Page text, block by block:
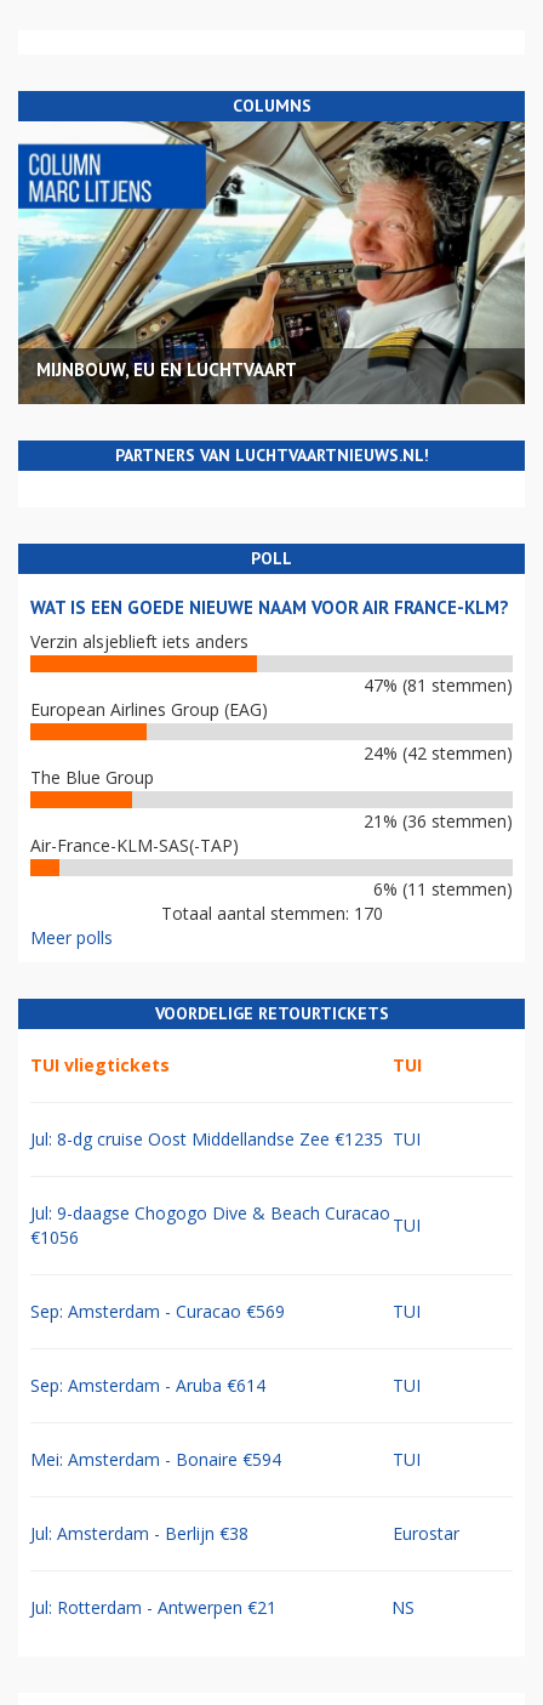
COLUMNS
MIJNBOUW, EU EN LUCHTVAART
PARTNERS VAN LUCHTVAARTNIEUWS.NL!
POLL
WAT IS EEN GOEDE NIEUWE NAAM VOOR AIR FRANCE-KLM?
Verzin alsjeblieft iets anders
47% (81 stemmen)
European Airlines Group (EAG)
24% (42 stemmen)
The Blue Group
21% (36 stemmen)
Air-France-KLM-SAS(-TAP)
6% (11 stemmen)
Totaal aantal stemmen: 170
Meer polls
VOORDELIGE RETOURTICKETS
TUI vliegtickets TUI
Jul: 8-dg cruise Oost Middellandse Zee €1235 TUI
Jul: 9-daagse Chogogo Dive & Beach Curacao
€1056
TUI
Sep: Amsterdam - Curacao €569 TUI
Sep: Amsterdam - Aruba €614 TUI
Mei: Amsterdam - Bonaire €594 TUI
Jul: Amsterdam - Berlijn €38 Eurostar
Jul: Rotterdam - Antwerpen €21 NS